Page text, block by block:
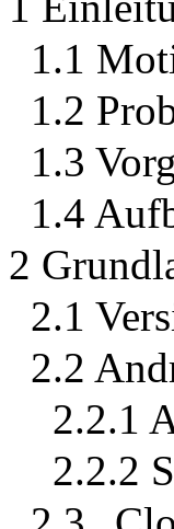
1.1
1.2
1.3
1.4
2
2.1
2.2
2.2.1
2.2.2